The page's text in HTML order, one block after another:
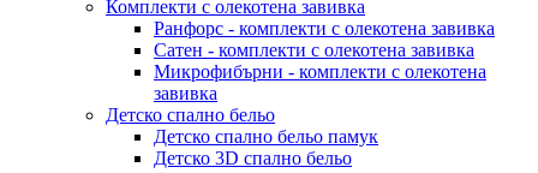
Комплекти с олекотена завивка
Ранфорс - комплекти с олекотена завивка
Сатен - комплекти с олекотена завивка
Микрофибърни - комплекти с олекотена
завивка
Детско спално бельо
Детско спално бельо памук
Детско 3D спално бельо